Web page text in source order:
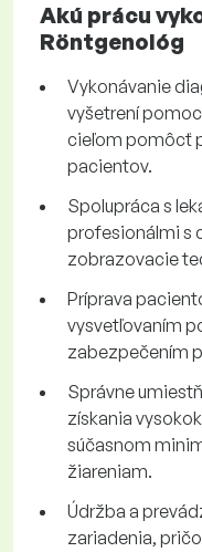
Akú prácu
Röntgenológ
Vykonávanie
vyšetrení
cieľom pomôcť
pacientov.
Spolupráca s
profesionálmi s
zobrazovacie
Príprava
vysvetľovaním
zabezpečením
Správne
získania
súčasnom
žiareniam.
Údržba a
zariadenia,